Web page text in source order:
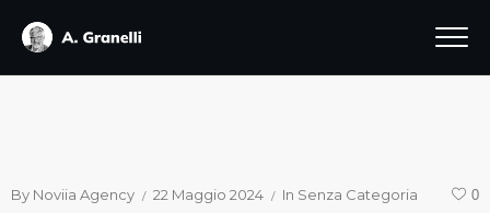
By Noviia Agency 22 Maggio 2024 In Senza Categoria 0